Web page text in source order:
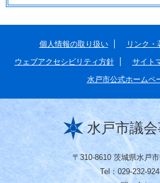
個人情報の取り扱い
リンク
ウェブアクセシビリティ方針
サイト
水戸市公式ホームペ
水戸市議
〒310-8610 茨城県水戸
Tel：029-232-